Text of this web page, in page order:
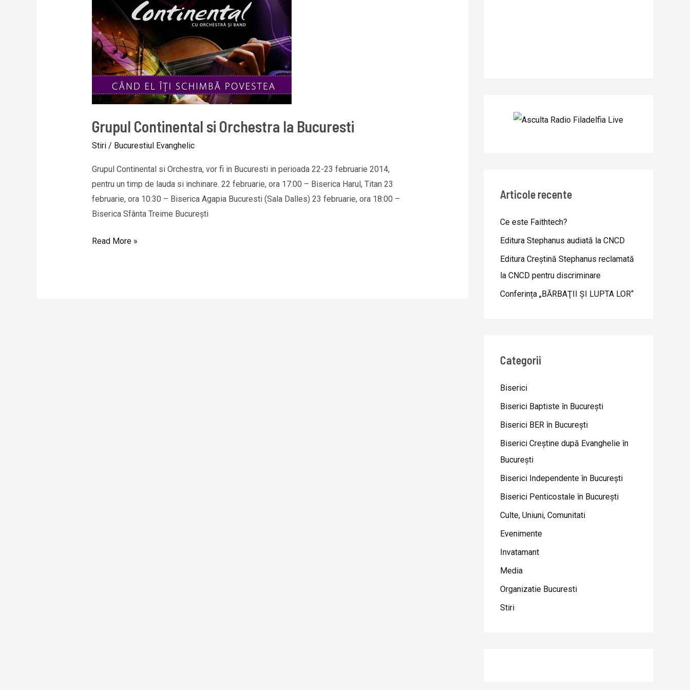
Grupul Continental si Orchestra la Bucuresti
Stiri/ Bucurestiul Evanghelic
Grupul Continental si Orchestra, vor fi in Bucuresti in perioada 22-23 februarie 2014,
pentru un timp de lauda si inchinare. 22 februarie, ora 17:00 – Biserica Harul, Titan 23
februarie, ora 10:30 – Biserica Agapia Bucuresti (Sala Dalles) 23 februarie, ora 18:00 –
Biserica Sfânta Treime Bucureşti
si
Orchestra
la
Bucuresti
Read More »
Articole recente
Ce este Faithtech?
Editura Stephanus audiată la CNCD
Editura Creștină Stephanus reclamată
la CNCD pentru discriminare
Conferința „BĂRBAŢII ŞI LUPTA LOR“
Categorii
Biserici
Biserici Baptiste în Bucureşti
Biserici BER în Bucureşti
Biserici Creştine după Evanghelie în
Bucureşti
Biserici Independente în Bucureşti
Biserici Penticostale în Bucureşti
Culte, Uniuni, Comunitati
Evenimente
Invatamant
Media
Organizatie Bucuresti
Stiri